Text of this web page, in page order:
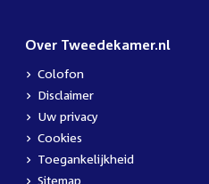
Over Tweedekamer.nl
Colofon
Disclaimer
Uw privacy
Cookies
Toegankelijkheid
Sitemap